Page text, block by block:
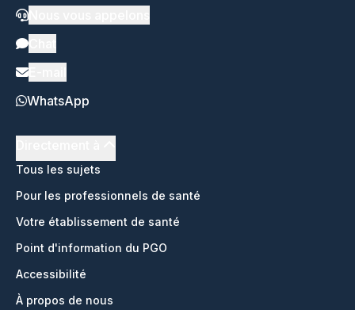
WhatsApp
Tous les sujets
Pour les professionnels de santé
Votre établissement de santé
Point d'information du PGO
Accessibilité
À propos de nous